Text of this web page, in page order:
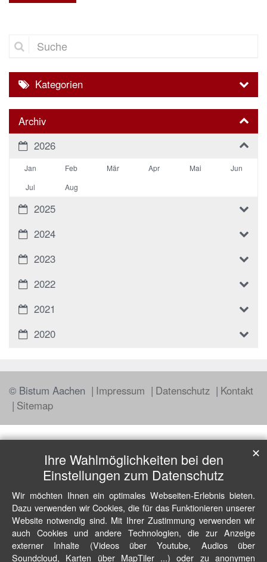
Suche
Kategorien
Archiv
2026
Jan Feb Mär Apr Mai
Jun
Jul
Aug
2025
2024
2023
2022
2021
2020
© Bistum Aachen Impressum Datenschutz
Kontakt
Sitemap
Ihre Wahlmöglichkeiten bei den
Einstellungen zum Datenschutz
Wir möchten Ihnen ein optimales Webseiten-Erlebnis bieten.
Dazu verwenden wir Cookies, die für das Funktionieren unserer
Website notwendig sind. Mit Ihrer Zustimmung verwenden wir
auch Cookies und andere Technologien, die zur Anzeige
externer Inhalte (Videos über Youtube, Audios über
Soundcloud, Karten über MapTiler ...) oder zu anonymen
✕